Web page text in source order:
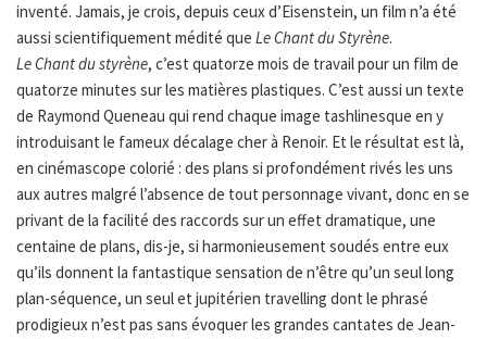
inventé. Jamais, je crois, depuis ceux d’Eisenstein, un film n’a été
aussi scientifiquement médité que Le Chant du Styrène.
Le Chant du styrène, c’est quatorze mois de travail pour un film de
quatorze minutes sur les matières plastiques. C’est aussi un texte
de Raymond Queneau qui rend chaque image tashlinesque en y
introduisant le fameux décalage cher à Renoir. Et le résultat est là,
en cinémascope colorié : des plans si profondément rivés les uns
aux autres malgré l’absence de tout personnage vivant, donc en se
privant de la facilité des raccords sur un effet dramatique, une
centaine de plans, dis-je, si harmonieusement soudés entre eux
qu’ils donnent la fantastique sensation de n’être qu’un seul long
plan-séquence, un seul et jupitérien travelling dont le phrasé
prodigieux n’est pas sans évoquer les grandes cantates de Jean-